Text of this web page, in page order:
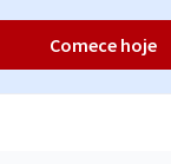
Comece hoje